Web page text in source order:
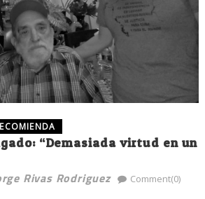
“Demasiada virtud en un
Rivas Rodriguez Comment(0)